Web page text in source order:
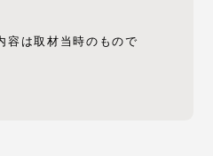
容は取材当時のもので